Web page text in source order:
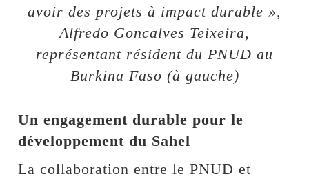
avoir des projets à impact durable »,
Alfredo Goncalves Teixeira,
représentant résident du PNUD au
Burkina Faso (à gauche)
Un engagement durable pour le
développement du Sahel
La collaboration entre le PNUD et